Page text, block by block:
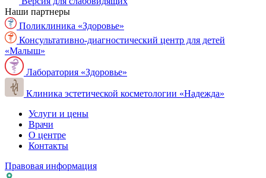
Наши партнеры
Поликлиника «Здоровье»
Консультативно-диагностический центр для детей
«Малыш»
Лаборатория «Здоровье»
Клиника эстетической косметологии «Надежда»
Услуги и цены
Врачи
О центре
Контакты
Правовая информация